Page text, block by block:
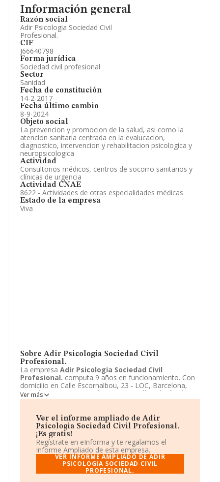
Información general
Razón social
Adir Psicologia Sociedad Civil
Profesional.
CIF
J66640798
Forma jurídica
Sociedad civil profesional
Sector
Sanidad
Fecha de constitución
14-2-2017
Fecha último cambio
8-9-2024
Objeto social
La prevencion y promocion de la salud, asi como la
atencion sanitaria centrada en la evalucacion,
diagnostico, intervencion y rehabilitacion psicologica y
neuropsicologica
Actividad
Consultorios médicos, centros de socorro sanitarios y
clínicas de urgencia
Actividad CNAE
8622 - Actividades de otras especialidades médicas
Estado de la empresa
Viva
Sobre Adir Psicologia Sociedad Civil
Profesional.
La empresa Adir Psicologia Sociedad Civil
Profesional. computa 9 años en funcionamiento. Con
domicilio en Calle Escornalbou, 23 - LOC, Barcelona,
Barcelona se encuentra la empresa
Adir Psicologia
Sociedad Civil Profesional.. El CNAE que desarrolla es
Adir Psicologia Sociedad Civil Profesional.
definida como Sociedad civil profesional. Para más
información, visite su página web:
http://www.adirpsicologia.com .
Ver más
Ver el informe ampliado de Adir
Psicologia Sociedad Civil Profesional.
¡Es gratis!
Regístrate en eInforma y te regalamos el
Informe Ampliado de esta empresa.
VER INFORME AMPLIADO DE ADIR
PSICOLOGIA SOCIEDAD CIVIL
PROFESIONAL.
Información oficial y registral complementaria.